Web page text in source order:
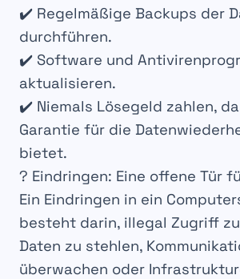
✔️ Regelmäßige Backups der
durchführen.
✔️ Software und
aktualisieren.
✔️ Niemals Lösegeld zahlen,
Garantie für die
bietet.
? Eindringen: Eine offene Tür
Ein Eindringen in ein
besteht darin, illegal Zugriff
Daten zu stehlen,
überwachen oder